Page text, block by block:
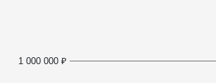
1 000 000 ₽